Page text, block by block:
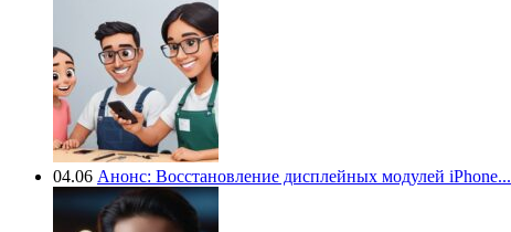
04.06 Анонс: Восстановление дисплейных модулей iPhone...